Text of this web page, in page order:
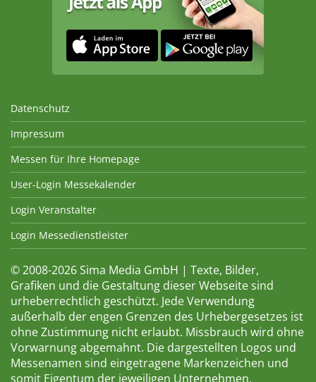
Datenschutz
Impressum
Messen für Ihre Homepage
User-Login Messekalender
Login Veranstalter
Login Messedienstleister
© 2008-2026 Sima Media GmbH | Texte, Bilder,
Grafiken und die Gestaltung dieser Webseite sind
urheberrechtlich geschützt. Jede Verwendung
außerhalb der engen Grenzen des Urhebergesetzes ist
ohne Zustimmung nicht erlaubt. Missbrauch wird ohne
Vorwarnung abgemahnt. Die dargestellten Logos und
Messenamen sind eingetragene Markenzeichen und
somit Eigentum der jeweiligen Unternehmen.